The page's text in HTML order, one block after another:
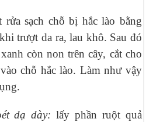
rửa sạch chỗ bị hắc lào bằng
trượt da ra, lau khô. Sau đó
còn non trên cây, cắt cho
chỗ hắc lào. Làm như vậy
dạ dày: lấy phần ruột quả